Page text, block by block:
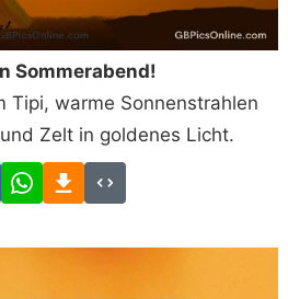
Sommerabend!
Tipi, warme Sonnenstrahlen
Zelt in goldenes Licht.